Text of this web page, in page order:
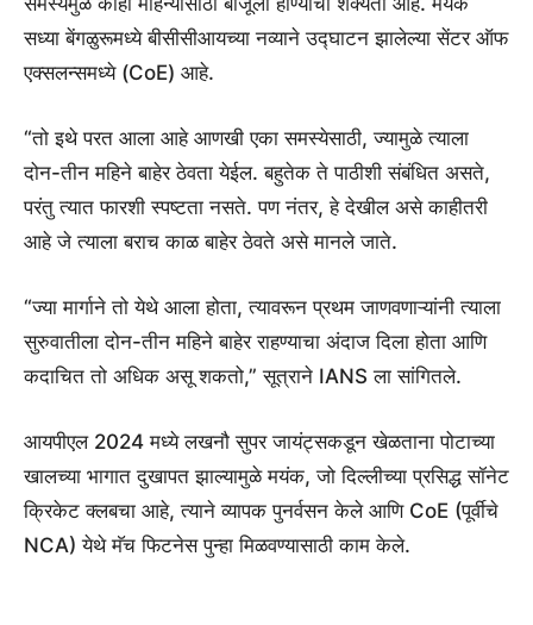
सध्या बेंगळुरूमध्ये बीसीसीआयच्या नव्याने उद्घाटन झालेल्या सेंटर ऑफ
एक्सलन्समध्ये (CoE) आहे.
“तो इथे परत आला आहे आणखी एका समस्येसाठी, ज्यामुळे त्याला
दोन-तीन महिने बाहेर ठेवता येईल. बहुतेक ते पाठीशी संबंधित असते,
परंतु त्यात फारशी स्पष्टता नसते. पण नंतर, हे देखील असे काहीतरी
आहे जे त्याला बराच काळ बाहेर ठेवते असे मानले जाते.
“ज्या मार्गाने तो येथे आला होता, त्यावरून प्रथम जाणवणाऱ्यांनी त्याला
सुरुवातीला दोन-तीन महिने बाहेर राहण्याचा अंदाज दिला होता आणि
कदाचित तो अधिक असू शकतो,” सूत्राने IANS ला सांगितले.
आयपीएल 2024 मध्ये लखनौ सुपर जायंट्सकडून खेळताना पोटाच्या
खालच्या भागात दुखापत झाल्यामुळे मयंक, जो दिल्लीच्या प्रसिद्ध सॉनेट
क्रिकेट क्लबचा आहे, त्याने व्यापक पुनर्वसन केले आणि CoE (पूर्वीचे
NCA) येथे मॅच फिटनेस पुन्हा मिळवण्यासाठी काम केले.